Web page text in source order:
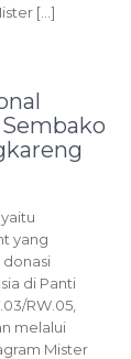
[…]
yang
donasi
di Panti
RW.05,
melalui
Mister